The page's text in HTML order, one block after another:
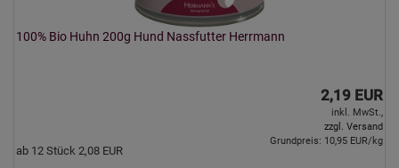
100% Bio Huhn 200g Hund Nassfutter Herrmann
2,19 EUR
inkl. MwSt.,
zzgl. Versand
ab 12 Stück 2,08 EUR
Grundpreis: 10,95 EUR/kg